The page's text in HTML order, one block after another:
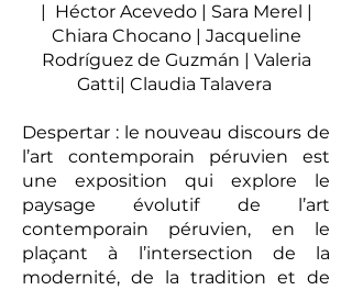
| Héctor Acevedo | Sara Merel |
Chiara Chocano | Jacqueline
Rodríguez de Guzmán | Valeria
Gatti| Claudia Talavera
Despertar : le nouveau discours de
l’art contemporain péruvien est
une exposition qui explore le
paysage évolutif de l’art
contemporain péruvien, en le
plaçant à l’intersection de la
modernité, de la tradition et de